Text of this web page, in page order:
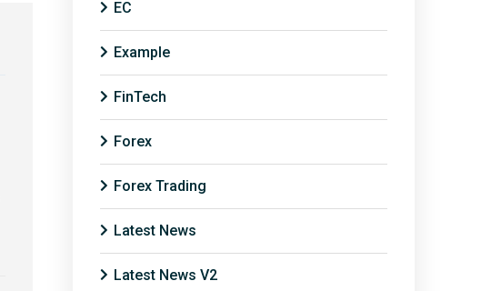
EC
Example
FinTech
Forex
Forex Trading
Latest News
Latest News V2